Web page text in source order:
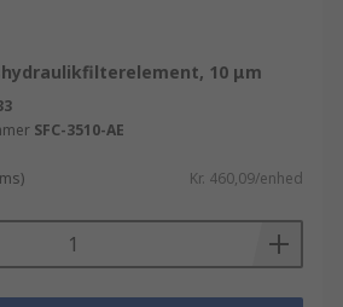
10 μm
SFC-3510-AE
Kr. 460,09/enhed